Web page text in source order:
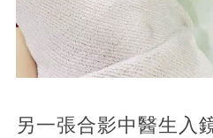
另一張合影中醫生入